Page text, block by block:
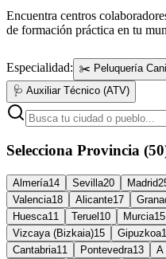
Encuentra centros
de formación práctica en tu
Especialidad: ✂️ Peluquería
🩺 Auxiliar Técnico (ATV)
Selecciona Provincia
Almería14 Sevilla20 Madrid
Valencia18 Alicante17
Huesca11 Teruel 10 Murcia15
Vizcaya (Bizkaia)15 Gipuzkoa
Cantabria11 Pontevedra13 A